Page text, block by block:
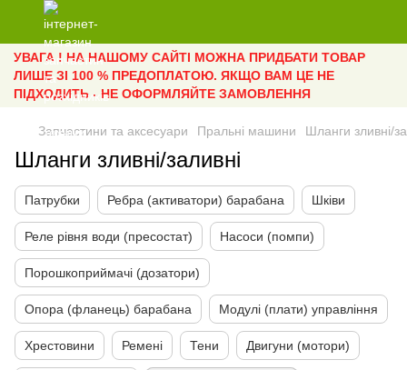
УВАГА ! НА НАШОМУ САЙТІ МОЖНА ПРИДБАТИ ТОВАР
ЛИШЕ ЗІ 100 % ПРЕДОПЛАТОЮ. ЯКЩО ВАМ ЦЕ НЕ
ПІДХОДИТЬ - НЕ ОФОРМЛЯЙТЕ ЗАМОВЛЕННЯ
Запчастини та аксесуари Пральні машини Шланги зливні/
Шланги зливні/заливні
Патрубки Ребра (активатори) барабана Шківи
Реле рівня води (пресостат) Насоси (помпи)
Порошкоприймачі (дозатори)
Опора (фланець) барабана Модулі (плати) управління
Хрестовини Ремені Тени Двигуни (мотори)